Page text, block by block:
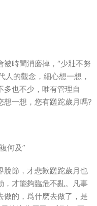
時間消磨掉，“少壯不努
人的觀念，細心想一想，
多也不少，唯有管理自
想一想，您有蹉跎歲月嗎?
何及”
脫節，才悲歎蹉跎歲月也
，才能夠臨危不亂。凡事
做的，爲什麽去做了，是